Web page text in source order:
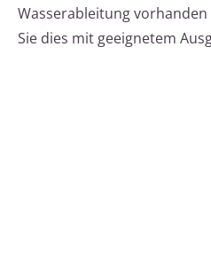
Wasserableitung
Sie dies mit geeignetem